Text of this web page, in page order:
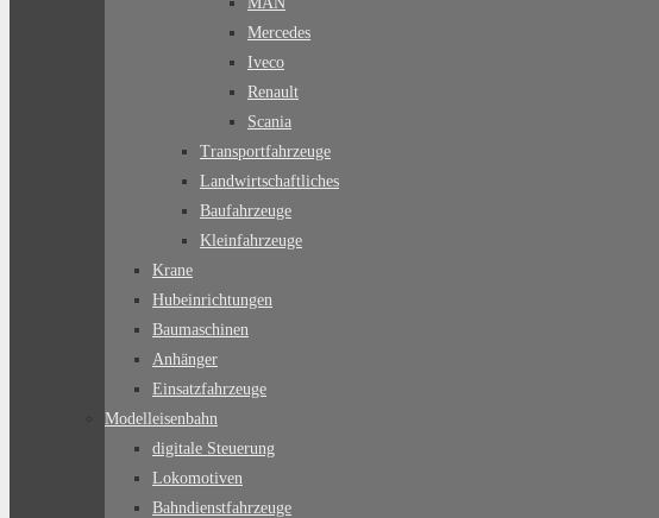
Mercedes
Iveco
Renault
Scania
Transportfahrzeuge
Landwirtschaftliches
Baufahrzeuge
Kleinfahrzeuge
Krane
Hubeinrichtungen
Baumaschinen
Anhänger
Einsatzfahrzeuge
Modelleisenbahn
digitale Steuerung
Lokomotiven
Bahndienstfahrzeuge